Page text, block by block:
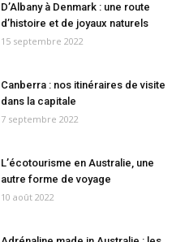
D’Albany à Denmark : une route
d’histoire et de joyaux naturels
15 septembre 2022
Canberra : nos itinéraires de visite
dans la capitale
7 septembre 2022
L’écotourisme en Australie, une
autre forme de voyage
10 août 2022